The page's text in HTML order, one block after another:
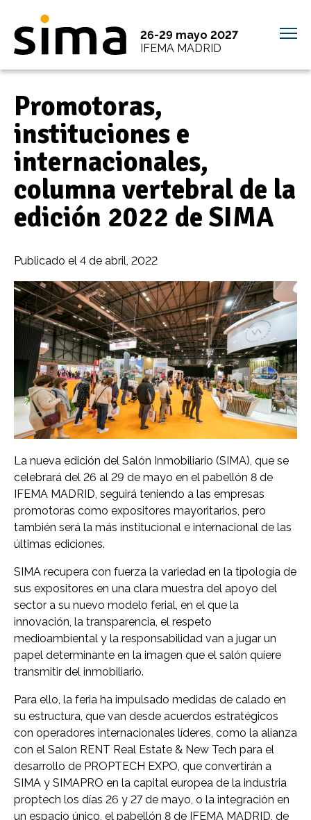
26-29 mayo 2027
IFEMA MADRID
Promotoras,
instituciones e
internacionales,
columna vertebral de la
edición 2022 de SIMA
Publicado el 4 de abril, 2022
La nueva edición del Salón Inmobiliario (SIMA), que se
celebrará del 26 al 29 de mayo en el pabellón 8 de
IFEMA MADRID, seguirá teniendo a las empresas
promotoras como expositores mayoritarios, pero
también será la más institucional e internacional de las
últimas ediciones.
SIMA recupera con fuerza la variedad en la tipología de
sus expositores en una clara muestra del apoyo del
sector a su nuevo modelo ferial, en el que la
innovación, la transparencia, el respeto
medioambiental y la responsabilidad van a jugar un
papel determinante en la imagen que el salón quiere
transmitir del inmobiliario.
Para ello, la feria ha impulsado medidas de calado en
su estructura, que van desde acuerdos estratégicos
con operadores internacionales líderes, como la alianza
con el Salon RENT Real Estate & New Tech para el
desarrollo de PROPTECH EXPO, que convertirán a
SIMA y SIMAPRO en la capital europea de la industria
proptech los días 26 y 27 de mayo, o la integración en
un espacio único, el pabellón 8 de IFEMA MADRID, de